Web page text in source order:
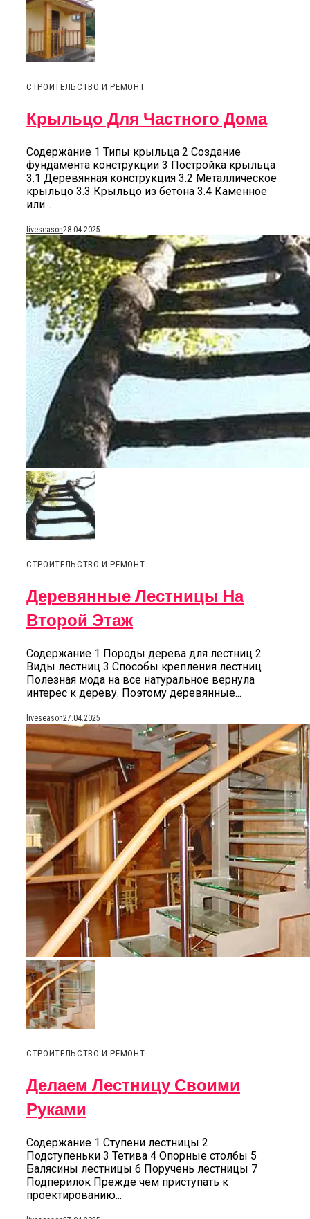
СТРОИТЕЛЬСТВО И РЕМОНТ
Крыльцо Для Частного Дома
Содержание 1 Типы крыльца 2 Создание
фундамента конструкции 3 Постройка крыльца
3.1 Деревянная конструкция 3.2 Металлическое
крыльцо 3.3 Крыльцо из бетона 3.4 Каменное
или...
liveseason28.04.2025
СТРОИТЕЛЬСТВО И РЕМОНТ
Деревянные Лестницы На
Второй Этаж
Содержание 1 Породы дерева для лестниц 2
Виды лестниц 3 Способы крепления лестниц
Полезная мода на все натуральное вернула
интерес к дереву. Поэтому деревянные...
liveseason27.04.2025
СТРОИТЕЛЬСТВО И РЕМОНТ
Делаем Лестницу Своими
Руками
Содержание 1 Ступени лестницы 2
Подступеньки 3 Тетива 4 Опорные столбы 5
Балясины лестницы 6 Поручень лестницы 7
Подперилок Прежде чем приступать к
проектированию...